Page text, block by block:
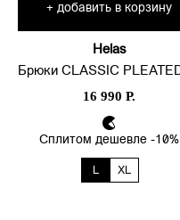
+ добавить в корзину
Helas
Брюки CLASSIC PLEATED
16 990 Р.
Сплитом дешевле -10%
L XL